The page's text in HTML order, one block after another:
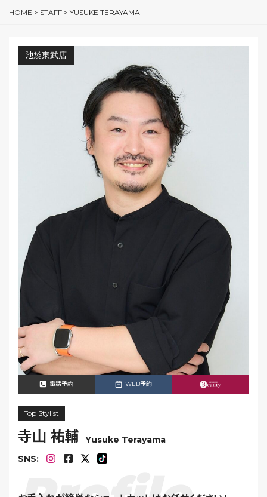
HOME > STAFF > YUSUKE TERAYAMA
池袋東武店
電話予約 WEB予約
Top Stylist
寺山 祐輔
Yusuke Terayama
SNS: